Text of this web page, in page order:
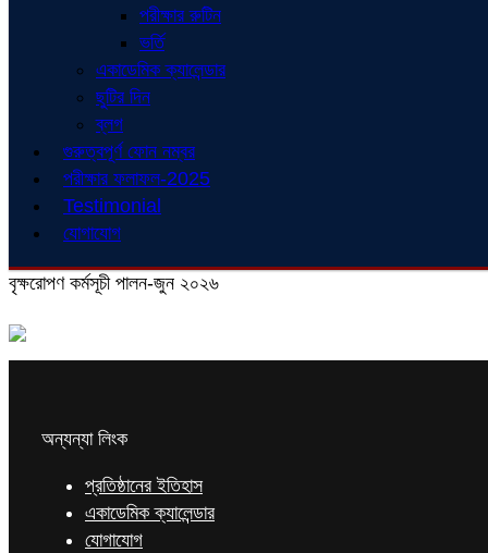
পরীক্ষার রুটিন
ভর্তি
একাডেমিক ক্যালেন্ডার
ছুটির দিন
ব্লগ
গুরুত্বপূর্ণ ফোন নম্বর
পরীক্ষার ফলাফল-2025
Testimonial
যোগাযোগ
বৃক্ষরোপণ কর্মসূচী পালন-জুন ২০২৬
অন্যন্যা লিংক
প্রতিষ্ঠানের ইতিহাস
একাডেমিক ক্যালেন্ডার
যোগাযোগ